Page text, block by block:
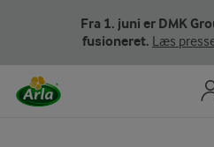
Fra 1. juni er DMK
fusioneret. Læs